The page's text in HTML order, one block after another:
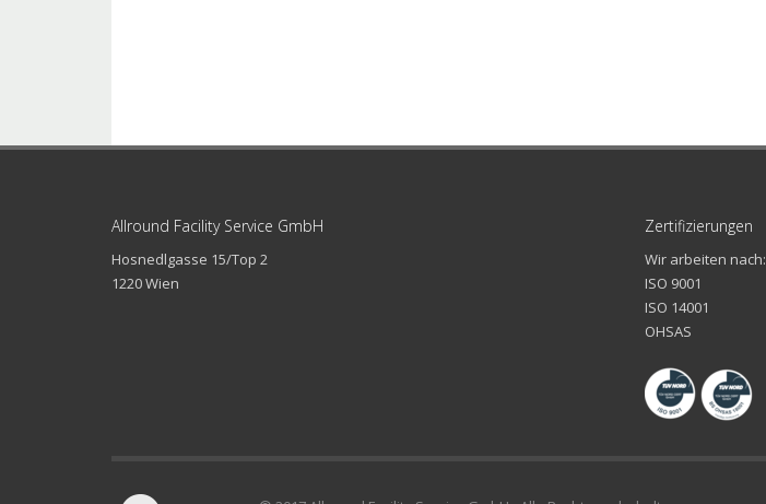
Allround Facility Service GmbH
Hosnedlgasse 15/Top 2
1220 Wien
Zertifizierungen
Wir arbeiten nach:
ISO 9001
ISO 14001
OHSAS